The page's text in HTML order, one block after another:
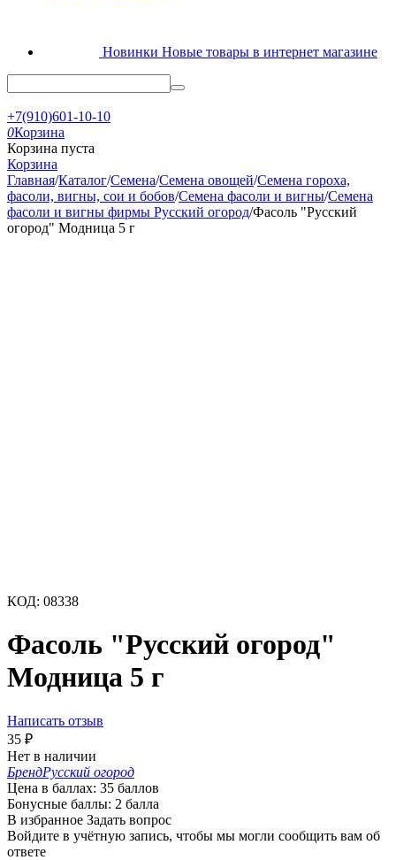
Новинки Новые товары в интернет магазине
+7(910)601-10-10
0Корзина
Корзина пуста
Корзина
Главная/Каталог/Семена/Семена овощей/Семена гороха,
фасоли, вигны, сои и бобов/Семена фасоли и вигны/Семена
фасоли и вигны фирмы Русский огород/Фасоль "Русский
огород" Модница 5 г
КОД: 08338
Фасоль "Русский огород"
Модница 5 г
Написать отзыв
35 ₽
Нет в наличии
БрендРусский огород
Цена в баллах: 35 баллов
Бонусные баллы: 2 балла
В избранное Задать вопрос
Войдите в учётную запись, чтобы мы могли сообщить вам об
ответе